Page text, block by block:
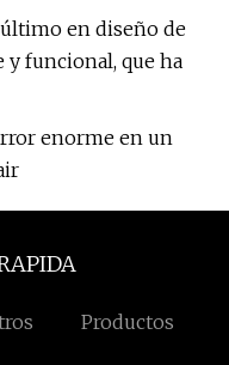
en diseño de
y funcional, que ha
enorme en un
Productos